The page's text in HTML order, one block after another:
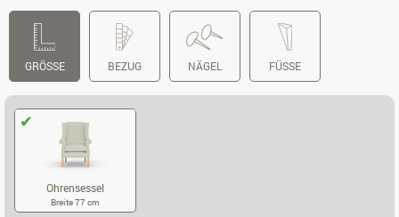
GRÖSSE BEZUG NÄGEL FÜSSE
Ohrensessel
Breite 77 cm